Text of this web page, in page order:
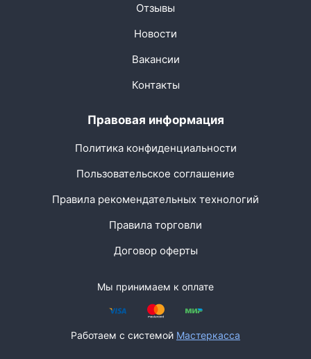
Отзывы
Новости
Вакансии
Контакты
Правовая информация
Политика конфиденциальности
Пользовательское соглашение
Правила рекомендательных технологий
Правила торговли
Договор оферты
Мы принимаем к оплате
Работаем с системой Мастеркасса